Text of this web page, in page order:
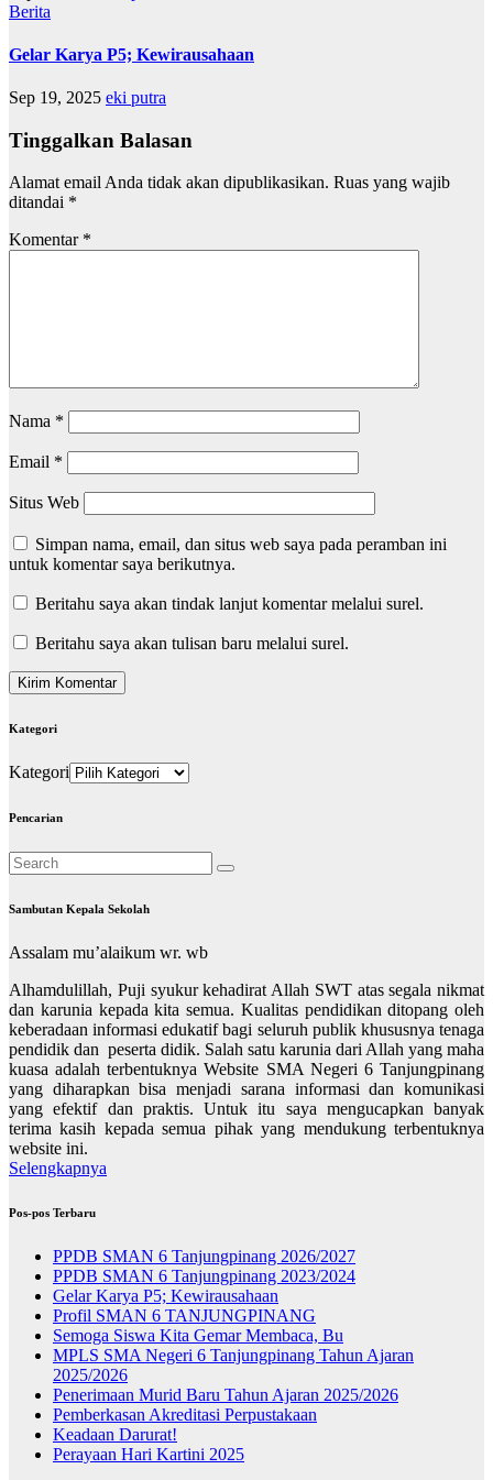
Berita
Gelar Karya P5; Kewirausahaan
Sep 19, 2025 eki putra
Tinggalkan Balasan
Alamat email Anda tidak akan dipublikasikan. Ruas yang wajib
ditandai *
Komentar *
Nama *
Email *
Situs Web
Simpan nama, email, dan situs web saya pada peramban ini
untuk komentar saya berikutnya.
Beritahu saya akan tindak lanjut komentar melalui surel.
Beritahu saya akan tulisan baru melalui surel.
Kategori
Kategori
Pencarian
Sambutan Kepala Sekolah
Assalam mu’alaikum wr. wb
Alhamdulillah, Puji syukur kehadirat Allah SWT atas segala nikmat
dan karunia kepada kita semua. Kualitas pendidikan ditopang oleh
keberadaan informasi edukatif bagi seluruh publik khususnya tenaga
pendidik dan peserta didik. Salah satu karunia dari Allah yang maha
kuasa adalah terbentuknya Website SMA Negeri 6 Tanjungpinang
yang diharapkan bisa menjadi sarana informasi dan komunikasi
yang efektif dan praktis. Untuk itu saya mengucapkan banyak
terima kasih kepada semua pihak yang mendukung terbentuknya
website ini.
Selengkapnya
Pos-pos Terbaru
PPDB SMAN 6 Tanjungpinang 2026/2027
PPDB SMAN 6 Tanjungpinang 2023/2024
Gelar Karya P5; Kewirausahaan
Profil SMAN 6 TANJUNGPINANG
Semoga Siswa Kita Gemar Membaca, Bu
MPLS SMA Negeri 6 Tanjungpinang Tahun Ajaran
2025/2026
Penerimaan Murid Baru Tahun Ajaran 2025/2026
Pemberkasan Akreditasi Perpustakaan
Keadaan Darurat!
Perayaan Hari Kartini 2025